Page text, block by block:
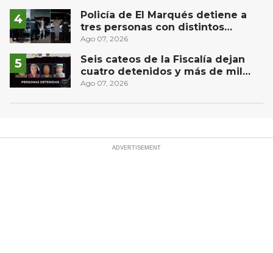
Policía de El Marqués detiene a
tres personas con distintos
narcóticos
Ago 07, 2026
Seis cateos de la Fiscalía dejan
cuatro detenidos y más de mil
dosis aseguradas en Querétaro
Ago 07, 2026